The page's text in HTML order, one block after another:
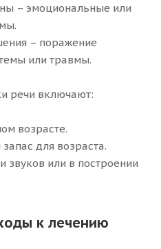
– эмоциональные или
– поражение
или травмы.
речи включают:
возрасте.
для возраста.
звуков или в построении
к лечению